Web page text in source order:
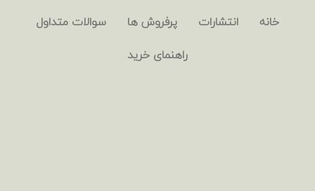
خانه انتشارات پرفروش ها
سوالات متداول
راهنمای خرید